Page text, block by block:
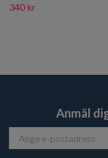
340 kr
Anmäl